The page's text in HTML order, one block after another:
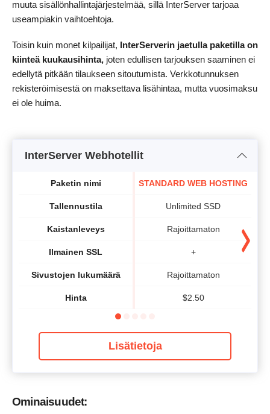
muuta sisällönhallintajärjestelmää, sillä InterServer tarjoaa
useampiakin vaihtoehtoja.
Toisin kuin monet kilpailijat, InterServerin jaetulla paketilla on
kiinteä kuukausihinta, joten edullisen tarjouksen saaminen ei
edellytä pitkään tilaukseen sitoutumista. Verkkotunnuksen
rekisteröimisestä on maksettava lisähintaa, mutta vuosimaksu
ei ole huima.
InterServer Webhotellit
Paketin nimi
Tallennustila
Kaistanleveys
Ilmainen SSL
Sivustojen lukumäärä
Hinta
STANDARD WEB HOSTING
Unlimited SSD
Rajoittamaton
+
Rajoittamaton
$2.50
Lisätietoja
Ominaisuudet: